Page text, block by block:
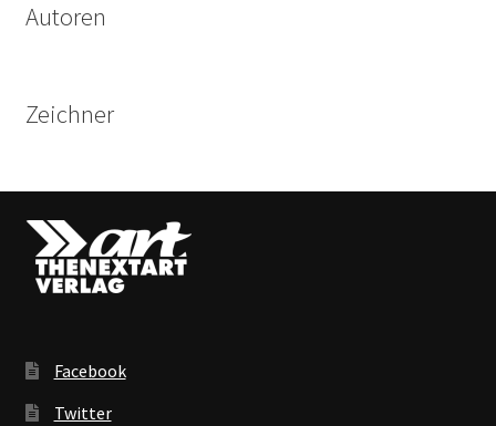
Autoren
Zeichner
Facebook
Twitter